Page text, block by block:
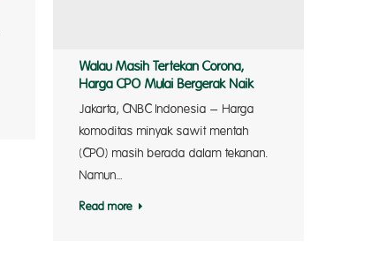
Walau Masih Tertekan Corona,
Harga CPO Mulai Bergerak Naik
Jakarta, CNBC Indonesia – Harga
komoditas minyak sawit mentah
(CPO) masih berada dalam tekanan.
Namun…
Read more